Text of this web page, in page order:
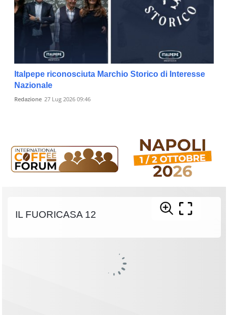
Italpepe riconosciuta Marchio Storico di Interesse
Nazionale
Redazione 27 Lug 2026 09:46